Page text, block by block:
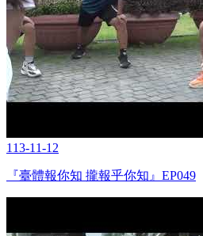
113-11-12
『臺體報你知 攏報乎你知』EP049